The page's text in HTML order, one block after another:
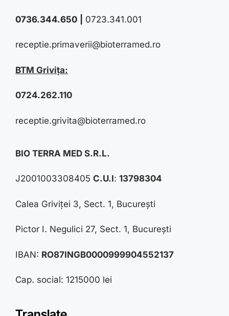
0736.344.650 0723.341.001
receptie.primaverii@bioterramed.ro
BTM Grivița:
0724.262.110
receptie.grivita@bioterramed.ro
BIO TERRA MED S.R.L.
J2001003308405 C.U.I: 13798304
Calea Griviței 3, Sect. 1, București
Pictor I. Negulici 27, Sect. 1, București
IBAN: RO87INGB0000999904552137
Cap. social: 1215000 lei